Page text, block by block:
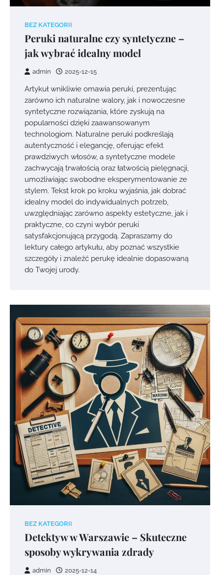
BEZ KATEGORII
Peruki naturalne czy syntetyczne –
jak wybrać idealny model
admin 2025-12-15
Artykuł wnikliwie omawia peruki, prezentując
zarówno ich naturalne walory, jak i nowoczesne
syntetyczne rozwiązania, które zyskują na
popularności dzięki zaawansowanym
technologiom. Naturalne peruki podkreślają
autentyczność i elegancję, oferując efekt
prawdziwych włosów, a syntetyczne modele
zachwycają trwałością oraz łatwością pielęgnacji,
umożliwiając swobodne eksperymentowanie ze
stylem. Tekst krok po kroku wyjaśnia, jak dobrać
idealny model do indywidualnych potrzeb,
uwzględniając zarówno aspekty estetyczne, jak i
praktyczne, co czyni wybór peruki
satysfakcjonującą przygodą. Zapraszamy do
lektury całego artykułu, aby poznać wszystkie
szczegóły i znaleźć perukę idealnie dopasowaną
do Twojej urody.
BEZ KATEGORII
Detektyw w Warszawie – Skuteczne
sposoby wykrywania zdrady
admin 2025-12-14